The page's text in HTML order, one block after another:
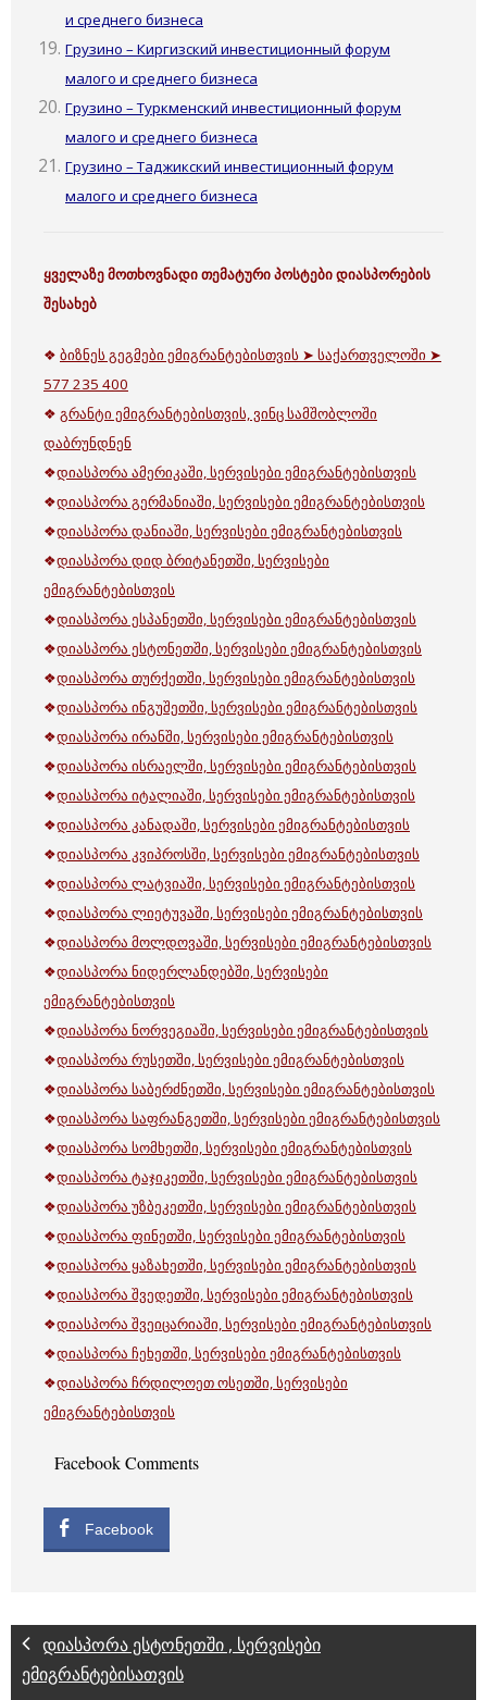
и среднего бизнеса
Грузино – Киргизский инвестиционный форум
малого и среднего бизнеса
Грузино – Туркменский инвестиционный форум
малого и среднего бизнеса
Грузино – Таджикский инвестиционный форум
малого и среднего бизнеса
ყველაზე მოთხოვნადი თემატური პოსტები დიასპორების
შესახებ
❖ ბიზნეს გეგმები ემიგრანტებისთვის ➤ საქართველოში ➤
577 235 400
❖ გრანტი ემიგრანტებისთვის, ვინც სამშობლოში
დაბრუნდნენ
❖დიასპორა ამერიკაში, სერვისები ემიგრანტებისთვის
❖დიასპორა გერმანიაში, სერვისები ემიგრანტებისთვის
❖დიასპორა დანიაში, სერვისები ემიგრანტებისთვის
❖დიასპორა დიდ ბრიტანეთში, სერვისები
ემიგრანტებისთვის
❖დიასპორა ესპანეთში, სერვისები ემიგრანტებისთვის
❖დიასპორა ესტონეთში, სერვისები ემიგრანტებისთვის
❖დიასპორა თურქეთში, სერვისები ემიგრანტებისთვის
❖დიასპორა ინგუშეთში, სერვისები ემიგრანტებისთვის
❖დიასპორა ირანში, სერვისები ემიგრანტებისთვის
❖დიასპორა ისრაელში, სერვისები ემიგრანტებისთვის
❖დიასპორა იტალიაში, სერვისები ემიგრანტებისთვის
❖დიასპორა კანადაში, სერვისები ემიგრანტებისთვის
❖დიასპორა კვიპროსში, სერვისები ემიგრანტებისთვის
❖დიასპორა ლატვიაში, სერვისები ემიგრანტებისთვის
❖დიასპორა ლიეტუვაში, სერვისები ემიგრანტებისთვის
❖დიასპორა მოლდოვაში, სერვისები ემიგრანტებისთვის
❖დიასპორა ნიდერლანდებში, სერვისები
ემიგრანტებისთვის
❖დიასპორა ნორვეგიაში, სერვისები ემიგრანტებისთვის
❖დიასპორა რუსეთში, სერვისები ემიგრანტებისთვის
❖დიასპორა საბერძნეთში, სერვისები ემიგრანტებისთვის
❖დიასპორა საფრანგეთში, სერვისები ემიგრანტებისთვის
❖დიასპორა სომხეთში, სერვისები ემიგრანტებისთვის
❖დიასპორა ტაჯიკეთში, სერვისები ემიგრანტებისთვის
❖დიასპორა უზბეკეთში, სერვისები ემიგრანტებისთვის
❖დიასპორა ფინეთში, სერვისები ემიგრანტებისთვის
❖დიასპორა ყაზახეთში, სერვისები ემიგრანტებისთვის
❖დიასპორა შვედეთში, სერვისები ემიგრანტებისთვის
❖დიასპორა შვეიცარიაში, სერვისები ემიგრანტებისთვის
❖დიასპორა ჩეხეთში, სერვისები ემიგრანტებისთვის
❖დიასპორა ჩრდილოეთ ოსეთში, სერვისები
ემიგრანტებისთვის
Facebook Comments
Facebook
დიასპორა ესტონეთში , სერვისები
ემიგრანტებისათვის